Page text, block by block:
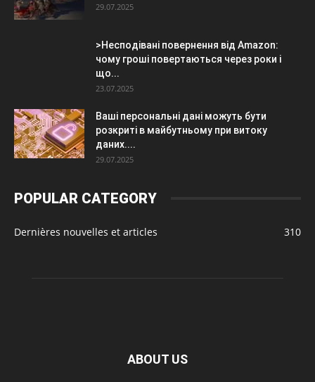
29.07.2025
>Несподівані повернення від Amazon:
чому гроші повертаються через роки і
що...
23.07.2025
Ваші персональні дані можуть бути
розкриті в майбутньому при витоку
даних....
29.07.2025
POPULAR CATEGORY
Dernières nouvelles et articles 310
ABOUT US